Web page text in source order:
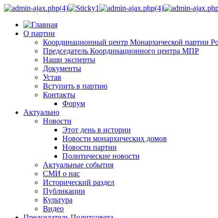
О партии
Координационный центр Монархической партии
Председатель Координационного центра МПР
Наши эксперты
Документы
Устав
Вступить в партию
Контакты
Форум
Актуально
Новости
Этот день в истории
Новости монархических домов
Новости партии
Политические новости
Актуальные события
СМИ о нас
Исторический раздел
Публикации
Культура
Видео